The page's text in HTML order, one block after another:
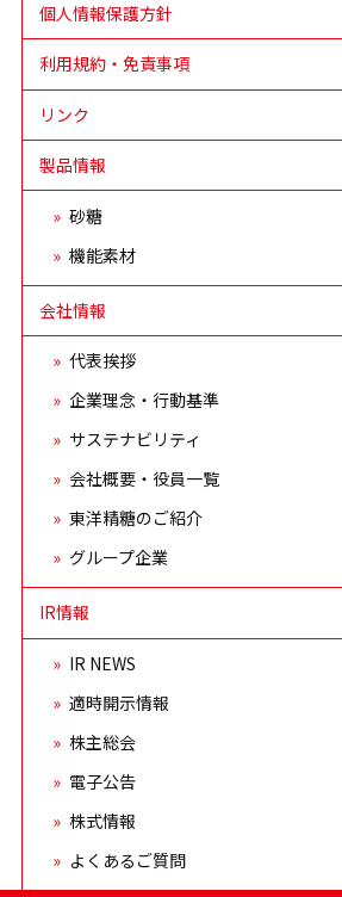
個人情報保護方針
利用規約・免責事項
リンク
製品情報
砂糖
機能素材
会社情報
代表挨拶
企業理念・行動基準
サステナビリティ
会社概要・役員一覧
東洋精糖のご紹介
グループ企業
IR情報
IR NEWS
適時開示情報
株主総会
電子公告
株式情報
よくあるご質問